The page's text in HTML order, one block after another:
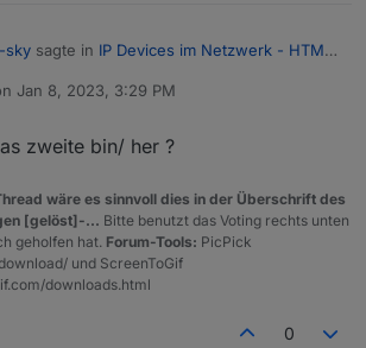
sky sagte in IP Devices im Netzwerk - HTML
- suche folgende zeile und tausche
mit bin
aber auch noch den test befehl von
mit Javascript kämpfe ich noch gewaltig.
heißt dann quasi so:
Jan 8, 2023, 3:29 PM
by
zweite bin/ her ?
wäre es sinnvoll dies in der Überschrift des
[gelöst]-... Bitte benutzt das Voting rechts unten
geholfen hat. Forum-Tools: PicPick
und ScreenToGif
downloads.html
0